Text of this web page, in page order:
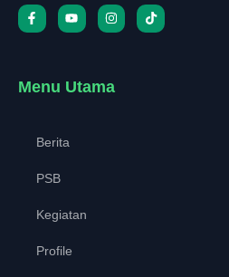
Menu Utama
Berita
PSB
Kegiatan
Profile